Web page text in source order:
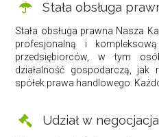
Stała obsługa
Stała obsługa prawna Nasza
profesjonalną i
przedsiębiorców, w tym
działalność gospodarczą,
spółek prawa handlowego.
Udział w